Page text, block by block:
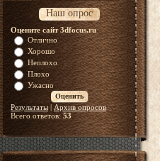
Наш опрос
Оцените сайт 3dfocus.ru
Отлично
Хорошо
Неплохо
Плохо
Ужасно
Результаты| Архив опросов
Всего ответов:53